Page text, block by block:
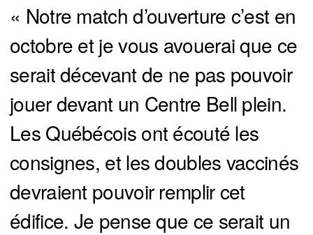
« Notre match d’ouverture c’est en
octobre et je vous avouerai que ce
serait décevant de ne pas pouvoir
jouer devant un Centre Bell plein.
Les Québécois ont écouté les
consignes, et les doubles vaccinés
devraient pouvoir remplir cet
édifice. Je pense que ce serait un